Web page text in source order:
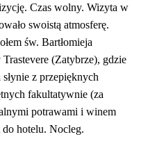
Czas wolny. Wizyta w
swoistą atmosferę.
św. Bartłomieja
(Zatybrze), gdzie
z przepięknych
fakultatywnie (za
potrawami i winem
hotelu. Nocleg.